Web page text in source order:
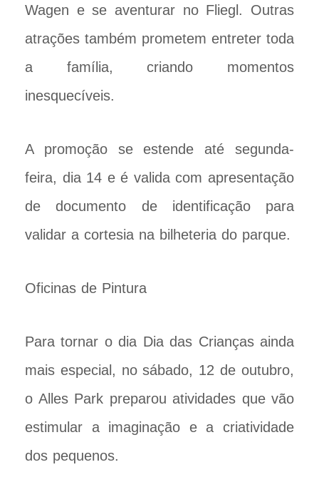
Wagen e se aventurar no Fliegl. Outras
atrações também prometem entreter toda
a família, criando momentos
inesquecíveis.
A promoção se estende até segunda-
feira, dia 14 e é valida com apresentação
de documento de identificação para
validar a cortesia na bilheteria do parque.
Oficinas de Pintura
Para tornar o dia Dia das Crianças ainda
mais especial, no sábado, 12 de outubro,
o Alles Park preparou atividades que vão
estimular a imaginação e a criatividade
dos pequenos.